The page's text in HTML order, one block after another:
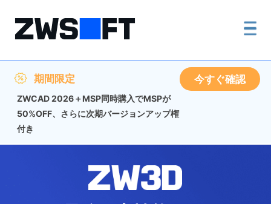
期間限定
ZWCAD 2026＋MSP同時購入でMSPが
50%OFF、さらに次期バージョンアップ権
付き
今すぐ確認